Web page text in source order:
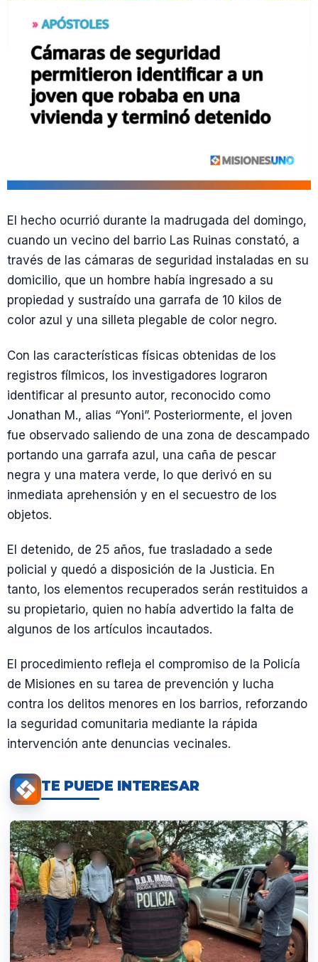
El hecho ocurrió durante la madrugada del domingo,
cuando un vecino del barrio Las Ruinas constató, a
través de las cámaras de seguridad instaladas en su
domicilio, que un hombre había ingresado a su
propiedad y sustraído una garrafa de 10 kilos de
color azul y una silleta plegable de color negro.
Con las características físicas obtenidas de los
registros fílmicos, los investigadores lograron
identificar al presunto autor, reconocido como
Jonathan M., alias “Yoni”. Posteriormente, el joven
fue observado saliendo de una zona de descampado
portando una garrafa azul, una caña de pescar
negra y una matera verde, lo que derivó en su
inmediata aprehensión y en el secuestro de los
objetos.
El detenido, de 25 años, fue trasladado a sede
policial y quedó a disposición de la Justicia. En
tanto, los elementos recuperados serán restituidos a
su propietario, quien no había advertido la falta de
algunos de los artículos incautados.
El procedimiento refleja el compromiso de la Policía
de Misiones en su tarea de prevención y lucha
contra los delitos menores en los barrios, reforzando
la seguridad comunitaria mediante la rápida
intervención ante denuncias vecinales.
TE PUEDE INTERESAR